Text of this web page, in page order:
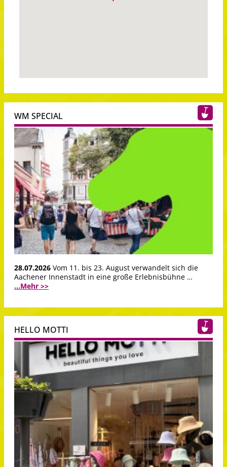
WM SPECIAL
28.07.2026 Vom 11. bis 23. August verwandelt sich die
Aachener Innenstadt in eine große Erlebnisbühne …
...Mehr >>
HELLO MOTTI